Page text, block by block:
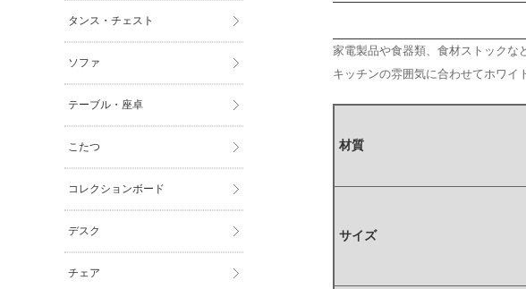
家電製品や食器類、食材ストックな
キッチンの雰囲気に合わせてホワイ
材質
サイズ
タンス・チェスト
ソファ
テーブル・座卓
こたつ
コレクションボード
デスク
チェア